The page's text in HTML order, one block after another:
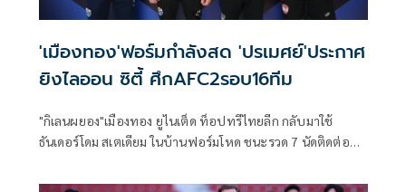
'เมืองทอง'ฟอร์มกำลังสด 'ปรเมศย์'ประกาศ
ยิงไลออน ซิตี้ ศึกAFC2รอบ16ทีม
"กิเลนผยอง"เมืองทอง ยูไนเต็ด ท็อปทรีไทยลีก กลับมาใช้
ธันเดอร์โดม สเตเดียม ในบ้านฟอร์มโหด ชนะรวด 7 นัดติดต่อกัน
ไลออน ซิตี้ เซเลอร์ ดี ชนะแค่เกมเดียวจาก 6 นัด คิกออฟ 21.00